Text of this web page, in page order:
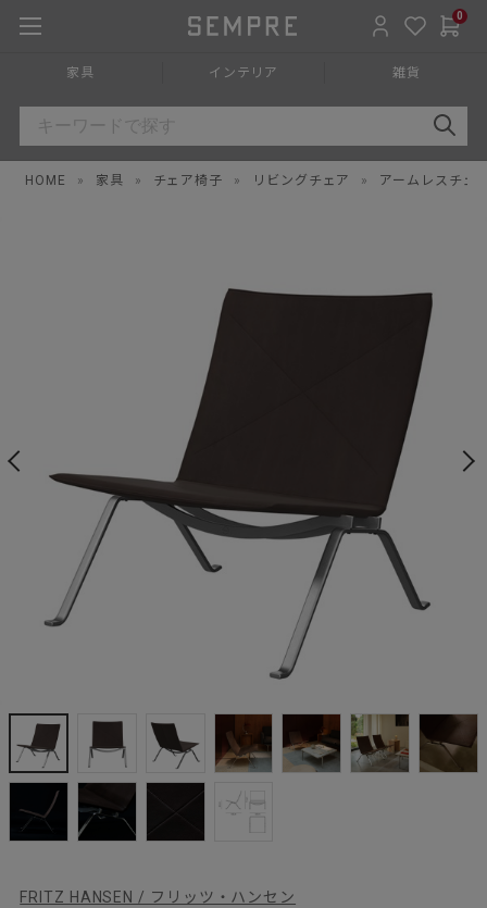
0
家具 インテリア 雑貨
HOME » 家具 » チェア椅子 » リビングチェア » アームレスチェ
FRITZ HANSEN / フリッツ・ハンセン